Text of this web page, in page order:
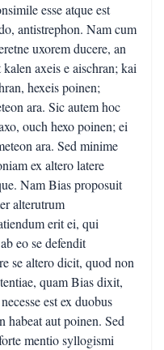
esse atque est
antistrephon. Nam cum
uxorem ducere, an
axeis e aischran; kai
hexeis poinen;
ara. Sic autem hoc
ouch hexo poinen; ei
ara. Sed minime
ex altero latere
Nam Bias proposuit
alterutrum
erit ei, qui
eo se defendit
se altero dicit, quod non
quam Bias dixit,
est ex duobus
habeat aut poinen. Sed
mentio syllogismi